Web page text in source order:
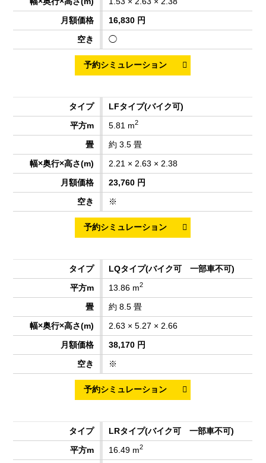
16,830 円
◯
LFタイプ(バイク可)
5.81 m2
約 3.5 畳
2.21 × 2.63 × 2.38
23,760 円
※
LQタイプ(バイク可 一部車不可)
13.86 m2
約 8.5 畳
2.63 × 5.27 × 2.66
38,170 円
※
LRタイプ(バイク可 一部車不可)
16.49 m2